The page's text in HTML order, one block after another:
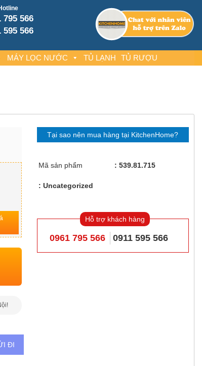
795 566
595 566
MÁY LỌC NƯỚC TỦ LẠNH TỦ RƯỢU
Tại sao nên mua hàng tại KitchenHome?
Mã sản phẩm 539.81.715
Uncategorized
Hỗ trợ khách hàng
0961 795 566 0911 595 566